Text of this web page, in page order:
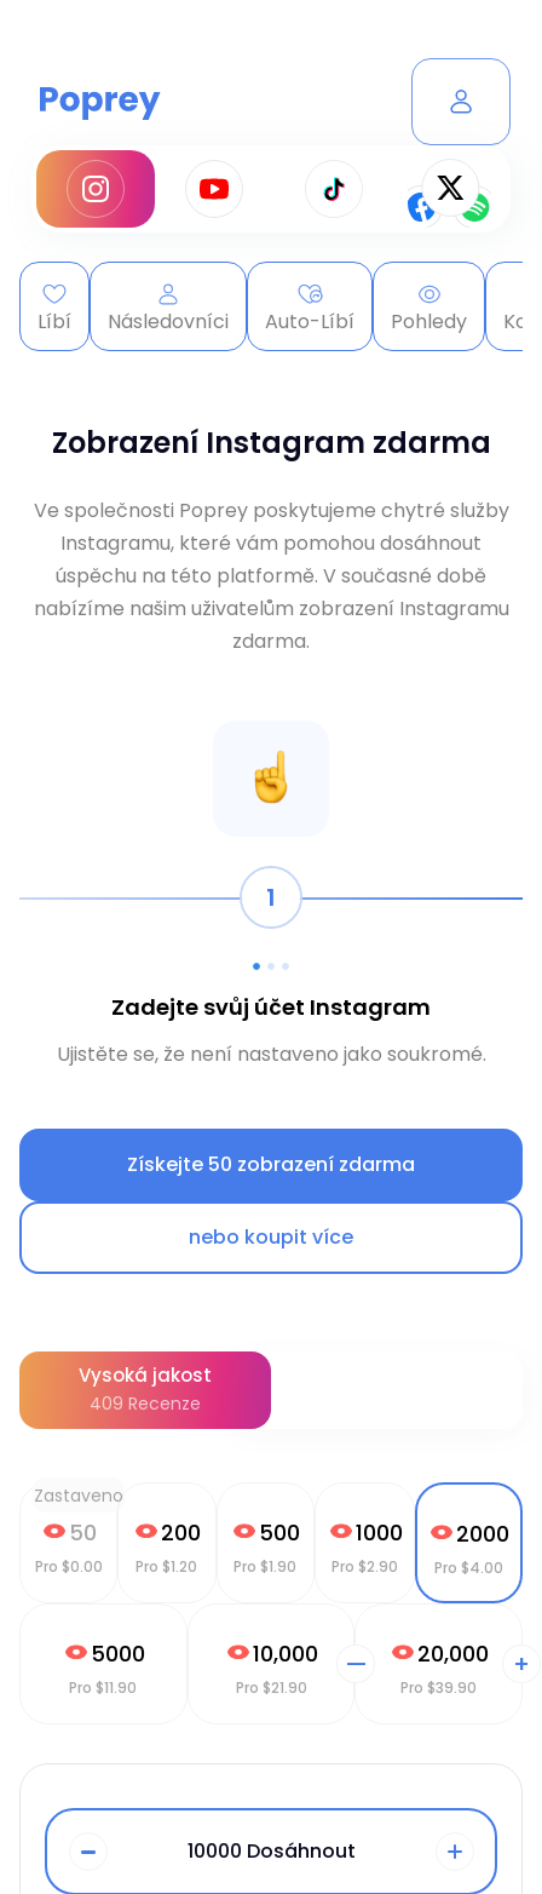
Líbí Následovníci Auto-Líbí Pohledy
Zobrazení Instagram zdarma
Ve společnosti Poprey poskytujeme chytré služby
Instagramu, které vám pomohou dosáhnout
úspěchu na této platformě. V současné době
nabízíme našim uživatelům zobrazení Instagramu
zdarma.
1
Zadejte svůj účet Instagram
Ujistěte se, že není nastaveno jako soukromé.
Získejte 50 zobrazení zdarma
nebo koupit více
Vysoká jakost
409 Recenze
Zastaveno
50
Pro $0.00
200
Pro $1.20
500
Pro $1.90
1000
Pro $2.90
2000
Pro $4.00
5000
Pro $11.90
10,000
Pro $21.90
— 20,000 +
Pro $39.90
10000 Dosáhnout